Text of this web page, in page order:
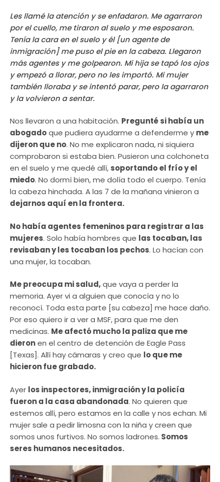
Les llamé la atención y se enfadaron. Me agarraron
por el cuello, me tiraron al suelo y me esposaron.
Tenía la cara en el suelo y él [un agente de
inmigración] me puso el pie en la cabeza. Llegaron
más agentes y me golpearon. Mi hija se tapó los ojos
y empezó a llorar, pero no les importó. Mi mujer
también lloraba y se intentó parar, pero la agarraron
y la volvieron a sentar.
Nos llevaron a una habitación. Pregunté si había un
abogadoque pudiera ayudarme a defenderme y me
dijeron que no. No me explicaron nada, ni siquiera
comprobaron si estaba bien. Pusieron una colchoneta
en el suelo y me quedé allí, soportando el frío y el
miedo. No dormí bien, me dolía todo el cuerpo. Tenía
la cabeza hinchada. A las 7 de la mañana vinieron a
dejarnos aquí en la frontera.
No había agentes femeninos para registrar a las
mujeres. Solo había hombres que las tocaban, las
revisaban y les tocaban los pechos. Lo hacían con
una mujer, la tocaban.
Me preocupa mi salud,que vaya a perder la
memoria. Ayer vi a alguien que conocía y no lo
reconocí. Toda esta parte [su cabeza] me hace daño.
Por eso quiero ir a ver a MSF, para que me den
medicinas. Me afectó mucho la paliza que me
dieronen el centro de detención de Eagle Pass
[Texas]. Allí hay cámaras y creo que lo que me
hicieron fue grabado.
Ayer los inspectores, inmigración y la policía
fueron a la casa abandonada. No quieren que
estemos allí, pero estamos en la calle y nos echan. Mi
mujer sale a pedir limosna con la niña y creen que
somos unos furtivos. No somos ladrones. Somos
seres humanos necesitados.